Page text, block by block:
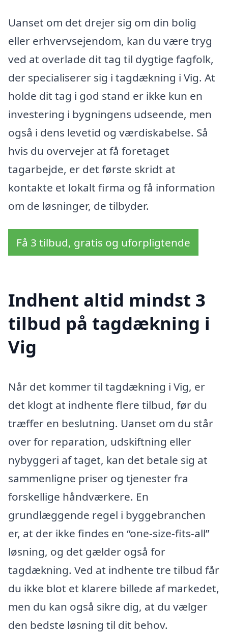
Uanset om det drejer sig om din bolig
eller erhvervsejendom, kan du være tryg
ved at overlade dit tag til dygtige fagfolk,
der specialiserer sig i tagdækning i Vig. At
holde dit tag i god stand er ikke kun en
investering i bygningens udseende, men
også i dens levetid og værdiskabelse. Så
hvis du overvejer at få foretaget
tagarbejde, er det første skridt at
kontakte et lokalt firma og få information
om de løsninger, de tilbyder.
Få 3 tilbud, gratis og uforpligtende
Indhent altid mindst 3
tilbud på tagdækning i
Vig
Når det kommer til tagdækning i Vig, er
det klogt at indhente flere tilbud, før du
træffer en beslutning. Uanset om du står
over for reparation, udskiftning eller
nybyggeri af taget, kan det betale sig at
sammenligne priser og tjenester fra
forskellige håndværkere. En
grundlæggende regel i byggebranchen
er, at der ikke findes en “one-size-fits-all”
løsning, og det gælder også for
tagdækning. Ved at indhente tre tilbud får
du ikke blot et klarere billede af markedet,
men du kan også sikre dig, at du vælger
den bedste løsning til dit behov.